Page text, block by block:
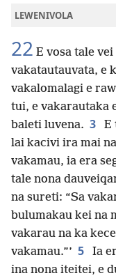
LEWENIVOLA
22 E vosa tale
vakatautauvata, e
vakalomalagi e
tui, e vakarautaka
baleti luvena. 3
E
lai kacivi ira mai
vakamau, ia era
tale nona
na sureti: “Sa
bulumakau kei na
vakarau na ka
vakamau.”’ 5
Ia
ina nona iteitei, e